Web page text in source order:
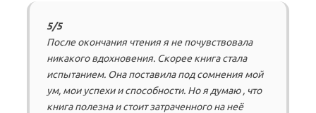
5/5
После окончания чтения я не почувствовала
никакого вдохновения. Скорее книга стала
испытанием. Она поставила под сомнения мой
ум, мои успехи и способности. Но я думаю , что
книга полезна и стоит затраченного на неё